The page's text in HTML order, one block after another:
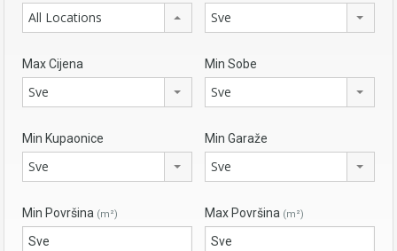
All Locations Sve
Max Cijena
Sve
Min Sobe
Sve
Min Kupaonice
Sve
Min Garaže
Sve
Min Površina (m²) Max Površina (m²)